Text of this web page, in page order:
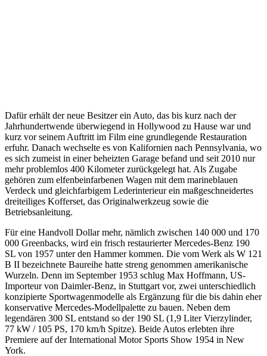
Dafür erhält der neue Besitzer ein Auto, das bis kurz nach der
Jahrhundertwende überwiegend in Hollywood zu Hause war und
kurz vor seinem Auftritt im Film eine grundlegende Restauration
erfuhr. Danach wechselte es von Kalifornien nach Pennsylvania, wo
es sich zumeist in einer beheizten Garage befand und seit 2010 nur
mehr problemlos 400 Kilometer zurückgelegt hat. Als Zugabe
gehören zum elfenbeinfarbenen Wagen mit dem marineblauen
Verdeck und gleichfarbigem Lederinterieur ein maßgeschneidertes
dreiteiliges Kofferset, das Originalwerkzeug sowie die
Betriebsanleitung.
Für eine Handvoll Dollar mehr, nämlich zwischen 140 000 und 170
000 Greenbacks, wird ein frisch restaurierter Mercedes-Benz 190
SL von 1957 unter den Hammer kommen. Die vom Werk als W 121
B II bezeichnete Baureihe hatte streng genommen amerikanische
Wurzeln. Denn im September 1953 schlug Max Hoffmann, US-
Importeur von Daimler-Benz, in Stuttgart vor, zwei unterschiedlich
konzipierte Sportwagenmodelle als Ergänzung für die bis dahin eher
konservative Mercedes-Modellpalette zu bauen. Neben dem
legendären 300 SL entstand so der 190 SL (1,9 Liter Vierzylinder,
77 kW / 105 PS, 170 km/h Spitze). Beide Autos erlebten ihre
Premiere auf der International Motor Sports Show 1954 in New
York.